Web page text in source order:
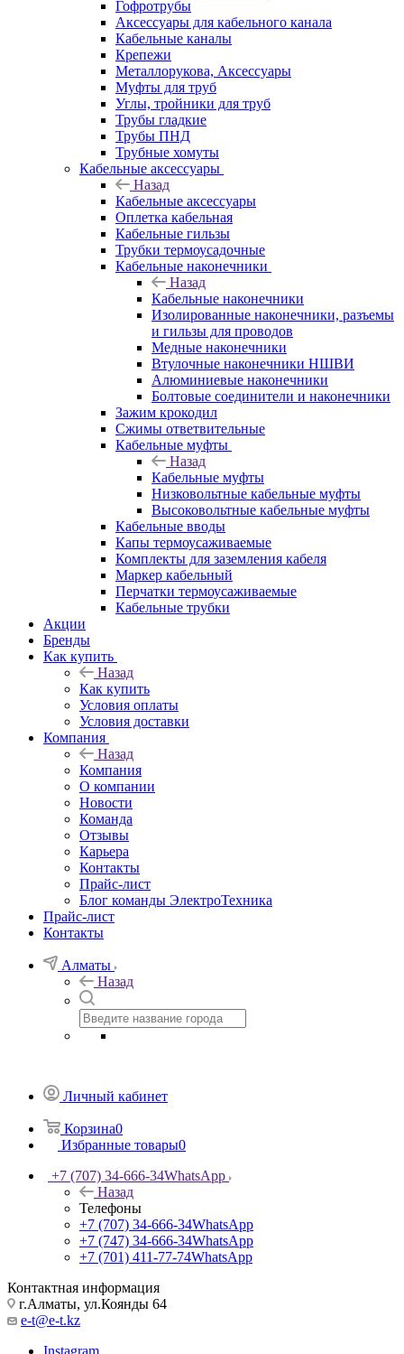
Гофротрубы
Аксессуары для кабельного канала
Кабельные каналы
Крепежи
Металлорукова, Аксессуары
Муфты для труб
Углы, тройники для труб
Трубы гладкие
Трубы ПНД
Трубные хомуты
Кабельные аксессуары
Назад
Кабельные аксессуары
Оплетка кабельная
Кабельные гильзы
Трубки термоусадочные
Кабельные наконечники
Назад
Кабельные наконечники
Изолированные наконечники, разъемы
и гильзы для проводов
Медные наконечники
Втулочные наконечники НШВИ
Алюминиевые наконечники
Болтовые соединители и наконечники
Зажим крокодил
Сжимы ответвительные
Кабельные муфты
Назад
Кабельные муфты
Низковольтные кабельные муфты
Высоковольтные кабельные муфты
Кабельные вводы
Капы термоусаживаемые
Комплекты для заземления кабеля
Маркер кабельный
Перчатки термоусаживаемые
Кабельные трубки
Акции
Бренды
Как купить
Назад
Как купить
Условия оплаты
Условия доставки
Компания
Назад
Компания
О компании
Новости
Команда
Отзывы
Карьера
Контакты
Прайс-лист
Блог команды ЭлектроТехника
Прайс-лист
Контакты
Алматы
Назад
Личный кабинет
Корзина0
Избранные товары0
+7 (707) 34-666-34WhatsApp
Назад
Телефоны
+7 (707) 34-666-34WhatsApp
+7 (747) 34-666-34WhatsApp
+7 (701) 411-77-74WhatsApp
Контактная информация
г.Алматы, ул.Коянды 64
e-t@e-t.kz
Instagram